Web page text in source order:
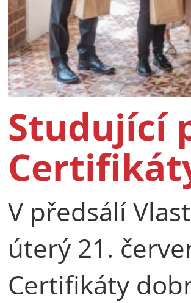
Studující
V předsálí
úterý 21.
Certifikáty